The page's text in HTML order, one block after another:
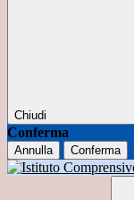
Chiudi
Conferma
Annulla Conferma